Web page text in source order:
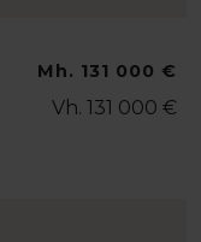
Mh. 131 000 €
Vh. 131 000 €